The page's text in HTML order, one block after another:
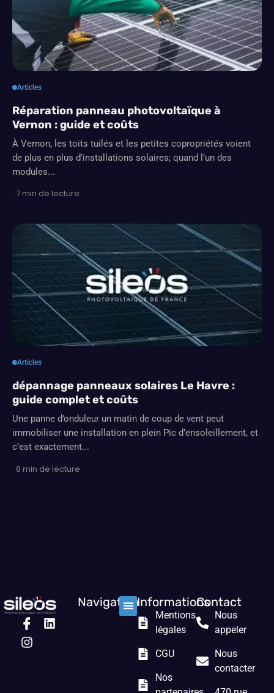
Articles
Réparation panneau photovoltaïque à
Vernon : guide et coûts
À Vernon, les toits tuilés et les petites copropriétés voient
de plus en plus d’installations solaires; quand l’un des
modules...
· 7 min de lecture
Articles
dépannage panneaux solaires Le Havre :
guide complet et coûts
Une panne d’onduleur un matin de coup de vent peut
immobiliser une installation en plein Pic d’ensoleillement, et
c’est exactement...
· 8 min de lecture
NavigationInformations
Mentions
légales
CGU
Nos
Contact
Nous
appeler
Nous
contacter